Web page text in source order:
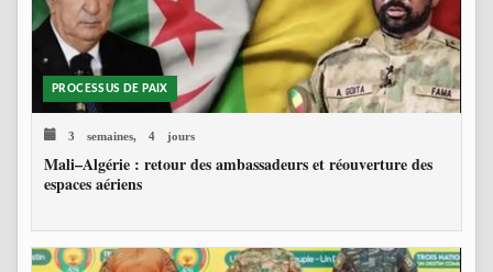
PROCESSUS DE PAIX
3 semaines, 4 jours
Mali–Algérie : retour des ambassadeurs et réouverture des
espaces aériens